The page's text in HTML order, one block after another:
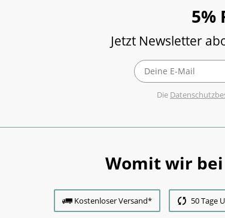
5%
Jetzt Newsletter
Die
Womit wir
Kostenloser Versand* 50 Tage